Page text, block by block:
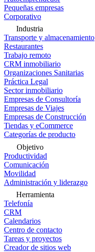
Pequeñas empresas
Corporativo
Industria
Transporte y almacenamiento
Restaurantes
Trabajo remoto
CRM inmobiliario
Organizaciones Sanitarias
Práctica Legal
Sector inmobiliario
Empresas de Consultoría
Empresas de Viajes
Empresas de Construcción
Tiendas y eCommerce
Categorías de producto
Objetivo
Productividad
Comunicación
Movilidad
Administración y liderazgo
Herramienta
Telefonía
CRM
Calendarios
Centro de contacto
Tareas y proyectos
Creador de sitios web